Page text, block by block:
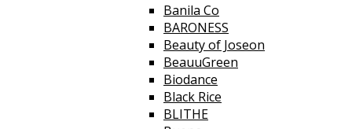
Banila Co
BARONESS
Beauty of Joseon
BeauuGreen
Biodance
Black Rice
BLITHE